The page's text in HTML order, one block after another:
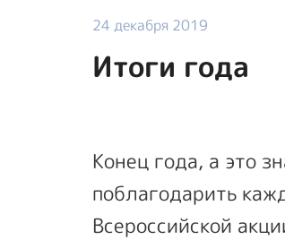
24 декабря 2019
Итоги года
Конец года, а это
поблагодарить
Всероссийской